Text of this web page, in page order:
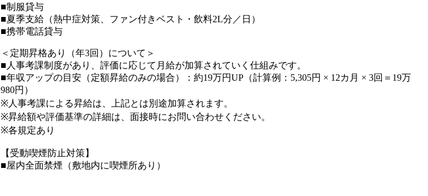
■制服貸与
■夏季支給（熱中症対策、ファン付きベスト・飲料2L分／日）
■携帯電話貸与
＜定期昇格あり（年3回）について＞
■人事考課制度があり、評価に応じて月給が加算されていく仕組みです。
■年収アップの目安（定額昇給のみの場合）：約19万円UP（計算例：5,305円 × 12カ月 × 3回＝19万
980円）
※人事考課による昇給は、上記とは別途加算されます。
※昇給額や評価基準の詳細は、面接時にお問い合わせください。
※各規定あり
【受動喫煙防止対策】
■屋内全面禁煙（敷地内に喫煙所あり）